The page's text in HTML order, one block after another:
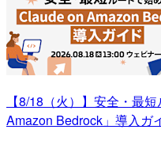
【8/18（火）】安全・最
Amazon Bedrock」導入ガ